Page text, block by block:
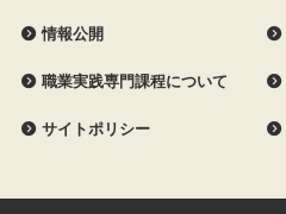
情報公開
職業実践専門課程について
サイトポリシー